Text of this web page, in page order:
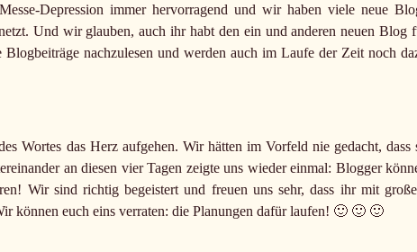
Depression immer hervorragend und wir haben viele neue
Und wir glauben, auch ihr habt den ein und anderen neuen Blog
nachzulesen und werden auch im Laufe der Zeit noch
Wortes das Herz aufgehen. Wir hätten im Vorfeld nie gedacht, dass
an diesen vier Tagen zeigte uns wieder einmal: Blogger
Wir sind richtig begeistert und freuen uns sehr, dass ihr mit
können euch eins verraten: die Planungen dafür laufen! 🙂 🙂 🙂